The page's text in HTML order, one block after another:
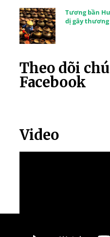
Tương bần
dị gây
Theo dõi
Facebook
Video